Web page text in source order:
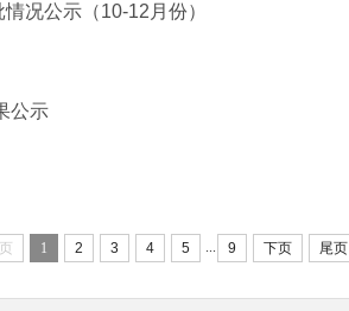
况公示（10-12月份）
公示
1 2 3 4 5 9 下页 尾页